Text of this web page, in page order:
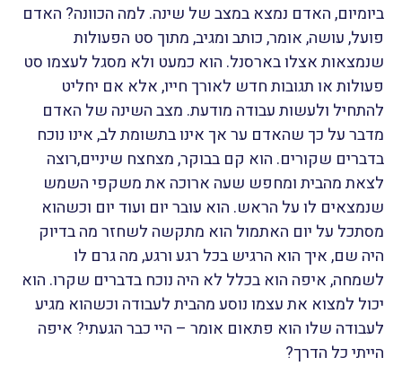
ביומיום, האדם נמצא במצב של שינה. למה הכוונה? האדם
פועל, עושה, אומר, כותב ומגיב, מתוך סט הפעולות
שנמצאות אצלו בארסנל. הוא כמעט ולא מסגל לעצמו סט
פעולות או תגובות חדש לאורך חייו, אלא אם יחליט
להתחיל ולעשות עבודה מודעת. מצב השינה של האדם
מדבר על כך שהאדם ער אך אינו בתשומת לב, אינו נוכח
בדברים שקורים. הוא קם בבוקר, מצחצח שיניים,רוצה
לצאת מהבית ומחפש שעה ארוכה את משקפי השמש
שנמצאים לו על הראש. הוא עובר יום ועוד יום וכשהוא
מסתכל על יום האתמול הוא מתקשה לשחזר מה בדיוק
היה שם, איך הוא הרגיש בכל רגע ורגע, מה גרם לו
לשמחה, איפה הוא בכלל לא היה נוכח בדברים שקרו. הוא
יכול למצוא את עצמו נוסע מהבית לעבודה וכשהוא מגיע
לעבודה שלו הוא פתאום אומר – היי כבר הגעתי? איפה
הייתי כל הדרך?